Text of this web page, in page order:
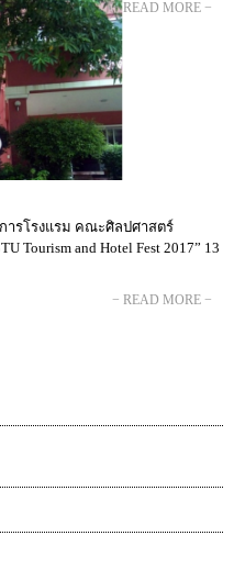
− READ MORE −
ารโรงแรม คณะศิลปศาสตร์
Tourism and Hotel Fest 2017” 13
− READ MORE −